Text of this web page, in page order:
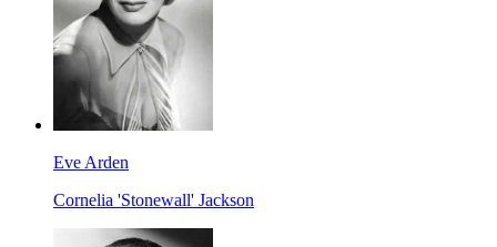
Eve Arden
Cornelia 'Stonewall' Jackson